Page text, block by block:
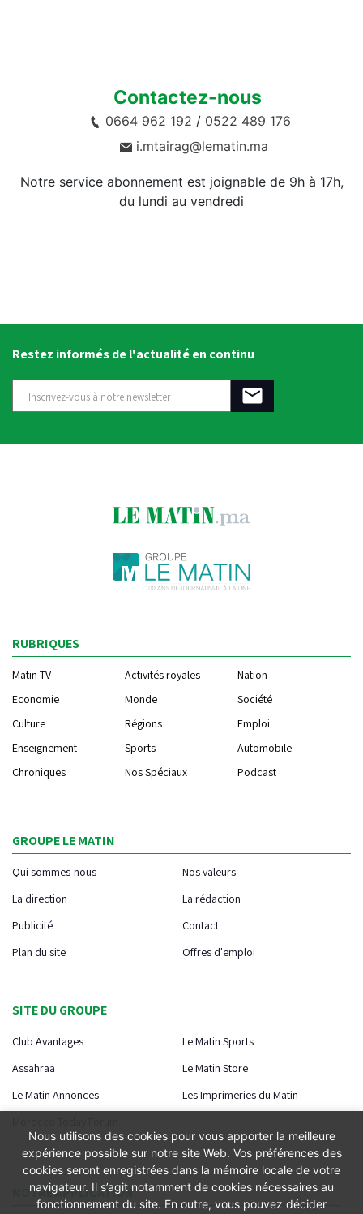
Contactez-nous
0664 962 192 / 0522 489 176
i.mtairag@lematin.ma
Notre service abonnement est joignable de 9h à 17h,
du lundi au vendredi
Restez informés de l'actualité en continu
RUBRIQUES
Matin TV Activités royales
Nation
Economie
Monde
Société
Culture
Régions
Emploi
Enseignement
Sports
Automobile
Chroniques
Nos Spéciaux Podcast
GROUPE LE MATIN
Qui sommes-nous
Nos valeurs
La direction
La rédaction
Publicité
Contact
Plan du site
Offres d'emploi
SITE DU GROUPE
Club Avantages
Le Matin Sports
Assahraa
Le Matin Store
Le Matin Annonces
Les Imprimeries du Matin
NOTRE APPLICATION
Nous utilisons des cookies pour vous apporter la meilleure
expérience possible sur notre site Web. Vos préférences des
cookies seront enregistrées dans la mémoire locale de votre
navigateur. Il s’agit notamment de cookies nécessaires au
fonctionnement du site. En outre, vous pouvez décider